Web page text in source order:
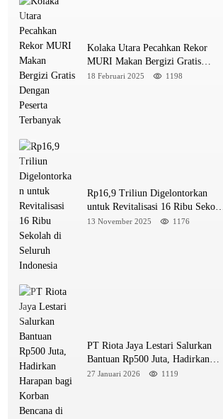
Kolaka Utara Pecahkan Rekor
MURI Makan Bergizi Gratis
Dengan Peserta Terbanyak
18 Februari 2025 1198
Rp16,9 Triliun Digelontorkan
untuk Revitalisasi 16 Ribu Sekolah
di Seluruh Indonesia
13 November 2025 1176
PT Riota Jaya Lestari Salurkan
Bantuan Rp500 Juta, Hadirkan
Harapan bagi Korban Bencana di
27 Januari 2026 1119